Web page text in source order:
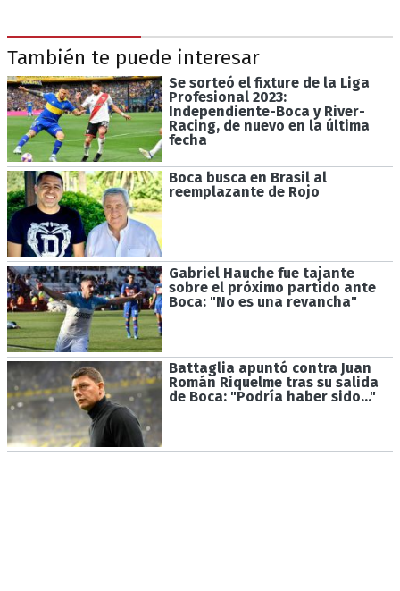
También te puede interesar
Se sorteó el fixture de la Liga
Profesional 2023:
Independiente-Boca y River-
Racing, de nuevo en la última
fecha
Boca busca en Brasil al
reemplazante de Rojo
Gabriel Hauche fue tajante
sobre el próximo partido ante
Boca: "No es una revancha"
Battaglia apuntó contra Juan
Román Riquelme tras su salida
de Boca: "Podría haber sido..."